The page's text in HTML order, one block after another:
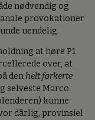
nødvendig og
provokationer
uendelig.
at høre P1
over, at
denhelt forkerte
selveste Marco
kunne
dårlig, provinsiel